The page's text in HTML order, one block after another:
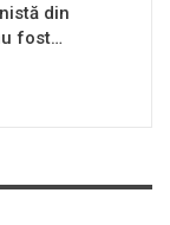
din
fost…